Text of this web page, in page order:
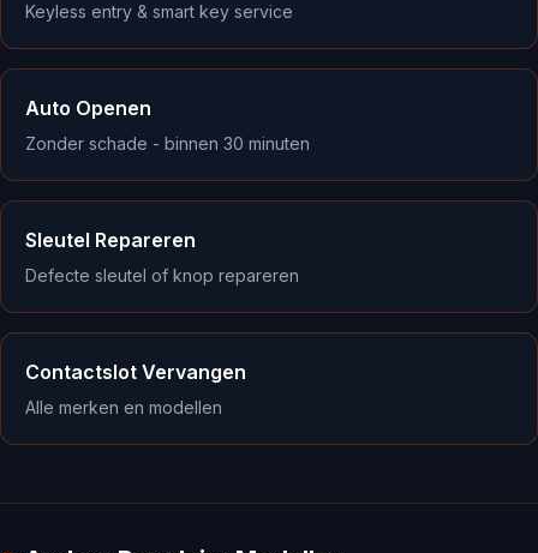
Keyless entry & smart key service
Auto Openen
Zonder schade - binnen 30 minuten
Sleutel Repareren
Defecte sleutel of knop repareren
Contactslot Vervangen
Alle merken en modellen